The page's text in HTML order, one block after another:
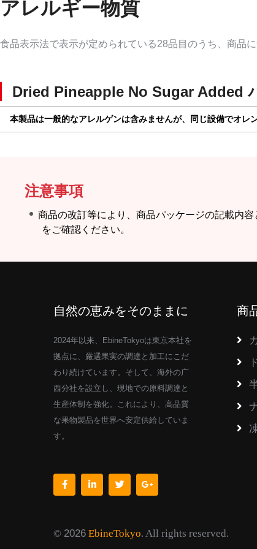
アレルギー物質
食品表示法で表示が定められている28品目のうち、商品
Dried Pineapple No Sugar Added
本製品は一般的なアレルゲンは含みませんが、同じ設備でオレ
注意事項
商品の改訂等により、商品パッケージの記載内
をご確認ください。
自然の恵みをそのままに
2024年以来、EbineTokyoは東京本社を
拠点に、厳選果実の調達と加工にこだ
わり続けています。そして、海外の广
西分社を設立し、現地での原料調達と
生産体制を強化。これにより、高品質
な果物製品を世界へ安定供給していま
す。
商
© 2026 EbineTokyo. All rights reserved.